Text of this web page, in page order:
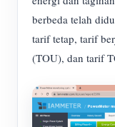
berbeda telah
tarif tetap, tarif
(TOU), dan tarif